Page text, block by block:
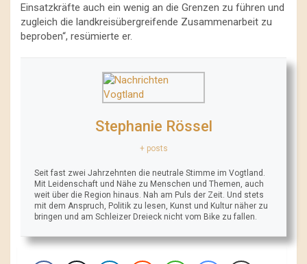
Einsatzkräfte auch ein wenig an die Grenzen zu führen und
zugleich die landkreisübergreifende Zusammenarbeit zu
beproben“, resümierte er.
Stephanie Rössel
+ posts
Seit fast zwei Jahrzehnten die neutrale Stimme im Vogtland.
Mit Leidenschaft und Nähe zu Menschen und Themen, auch
weit über die Region hinaus. Nah am Puls der Zeit. Und stets
mit dem Anspruch, Politik zu lesen, Kunst und Kultur näher zu
bringen und am Schleizer Dreieck nicht vom Bike zu fallen.